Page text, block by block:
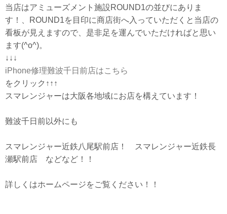
当店はアミューズメント施設ROUND1の並びにありま
す！、ROUND1を目印に商店街へ入っていただくと当店の
看板が見えますので、是非足を運んでいただければと思い
ます(^o^)。
↓↓↓
iPhone修理難波千日前店はこちら
をクリック↑↑↑
スマレンジャーは大阪各地域にお店を構えています！
難波千日前以外にも
スマレンジャー近鉄八尾駅前店！ スマレンジャー近鉄長
瀬駅前店 などなど！！
詳しくはホームページをご覧ください！！